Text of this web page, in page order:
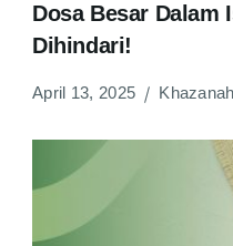
Dosa Besar Dalam
Dihindari!
April 13, 2025